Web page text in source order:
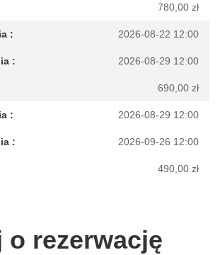
780,00 zł
2026-08-22 12:00
2026-08-29 12:00
690,00 zł
2026-08-29 12:00
2026-09-26 12:00
490,00 zł
o rezerwację